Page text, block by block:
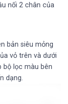
nối 2 chân của
bản siêu mỏng
vỏ trên và dưới
bộ lọc màu bên
dạng.